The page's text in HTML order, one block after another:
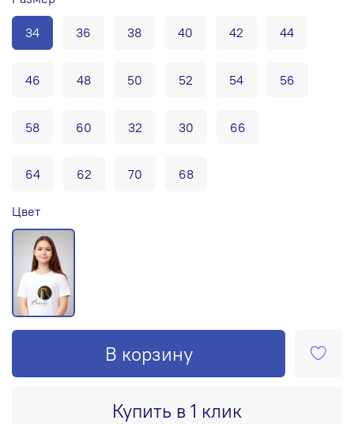
В корзину
Купить в 1 клик
34 36 38 40 42 44
46 48 50 52 54 56
58 60 32 30 66
64 62 70 68
Цвет